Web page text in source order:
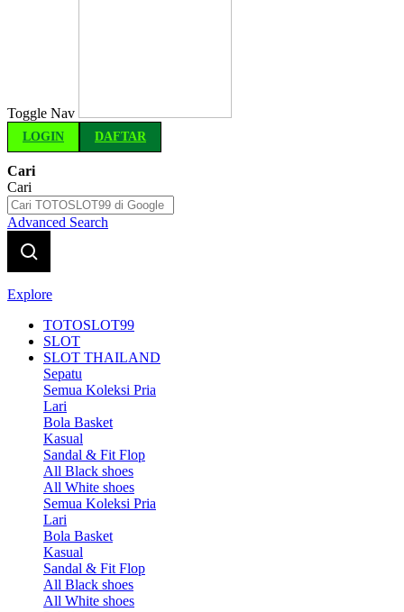
Toggle Nav
LOGIN DAFTAR
Cari
Cari
Advanced Search
Explore
TOTOSLOT99
SLOT
SLOT THAILAND
Sepatu
Semua Koleksi Pria
Lari
Bola Basket
Kasual
Sandal & Fit Flop
All Black shoes
All White shoes
Semua Koleksi Pria
Lari
Bola Basket
Kasual
Sandal & Fit Flop
All Black shoes
All White shoes